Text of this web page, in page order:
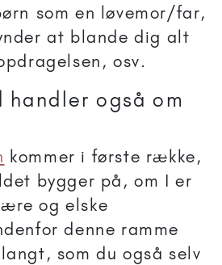
som en løvemor/far,
at blande dig alt
osv.
også om
kommer i første række,
bygger på, om I er
og elske
denne ramme
som du også selv